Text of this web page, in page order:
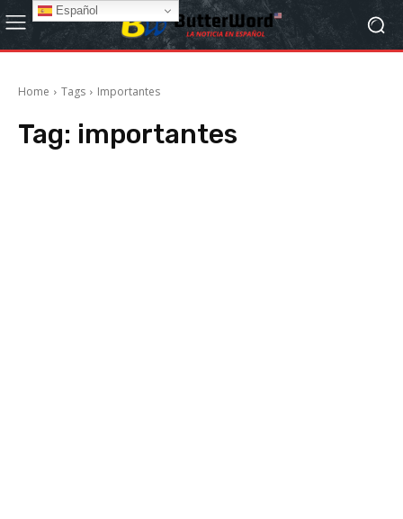
Home Tags Importantes
Tag: importantes
Español